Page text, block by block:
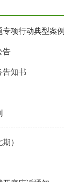
项行动典型案例
告
告知书
）